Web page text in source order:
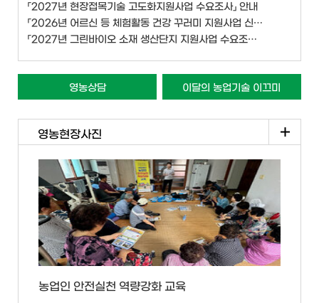
「2027년 현장접목기술 고도화지원사업 수요조사」 안내
「2026년 어르신 등 체험활동 건강 꾸러미 지원사업 신청·접수(2차)」 안내
「2027년 그린바이오 소재 생산단지 지원사업 수요조사」 안내
영농상담 이달의 농업기술 이끄미
영농현장사진
농업인 안전실천 역량강화 교육